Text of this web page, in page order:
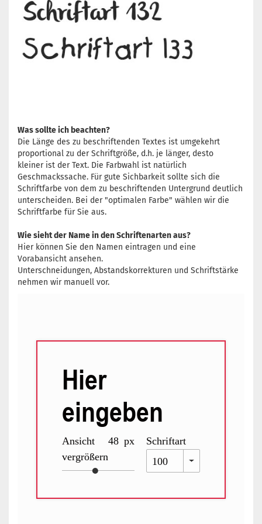
Was sollte ich beachten?
Die Länge des zu beschriftenden Textes ist umgekehrt
proportional zu der Schriftgröße, d.h. je länger, desto
kleiner ist der Text. Die Farbwahl ist natürlich
Geschmackssache. Für gute Sichbarkeit sollte sich die
Schriftfarbe von dem zu beschriftenden Untergrund deutlich
unterscheiden. Bei der "optimalen Farbe" wählen wir die
Schriftfarbe für Sie aus.
Wie sieht der Name in den Schriftenarten aus?
Hier können Sie den Namen eintragen und eine
Vorabansicht ansehen.
Unterschneidungen, Abstandskorrekturen und Schriftstärke
nehmen wir manuell vor.